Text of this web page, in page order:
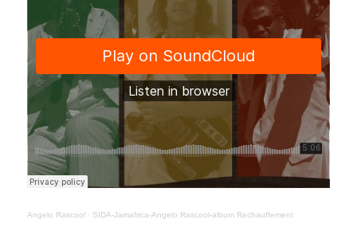
Angelo Rascool · SIDA-Jamafrica-Angelo Rascool-album Rechauffement